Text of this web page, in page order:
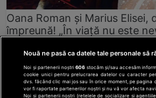
Oana Roman și Marius Elisei,
împreună! „În viață nu este
Nouă ne pasă ca datele tale personale să
Noi și partenerii noștri606 stocăm și/sau accesăm
cookie unici pentru prelucrarea datelor cu caracter
dvs. făcând clic mai jos sau în orice moment, pe
vor fi raportate partenerilor noștri și nu vă vor afecta
Noi si partenerii nostri (retelele de socializare si